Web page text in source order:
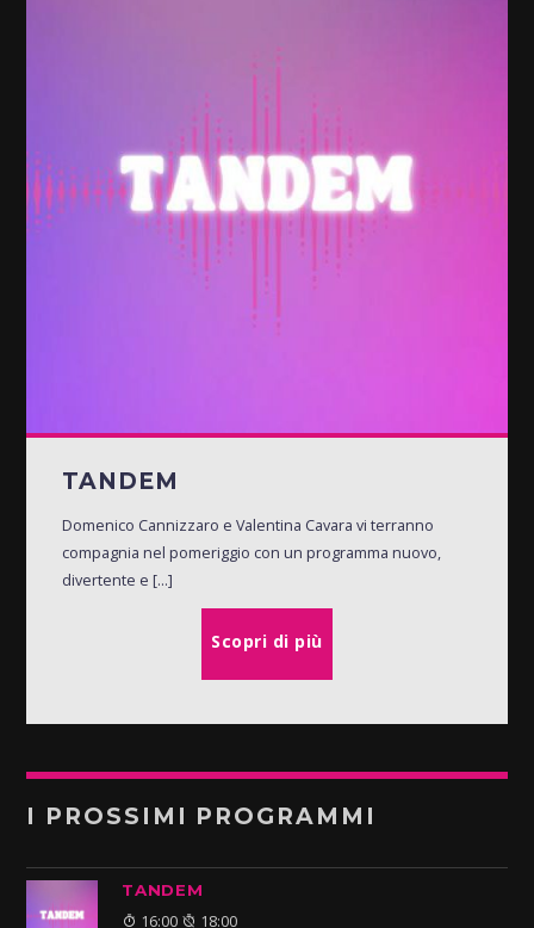
TANDEM
Domenico Cannizzaro e Valentina Cavara vi terranno
compagnia nel pomeriggio con un programma nuovo,
divertente e [...]
Scopri di più
I PROSSIMI PROGRAMMI
TANDEM
16:00 18:00